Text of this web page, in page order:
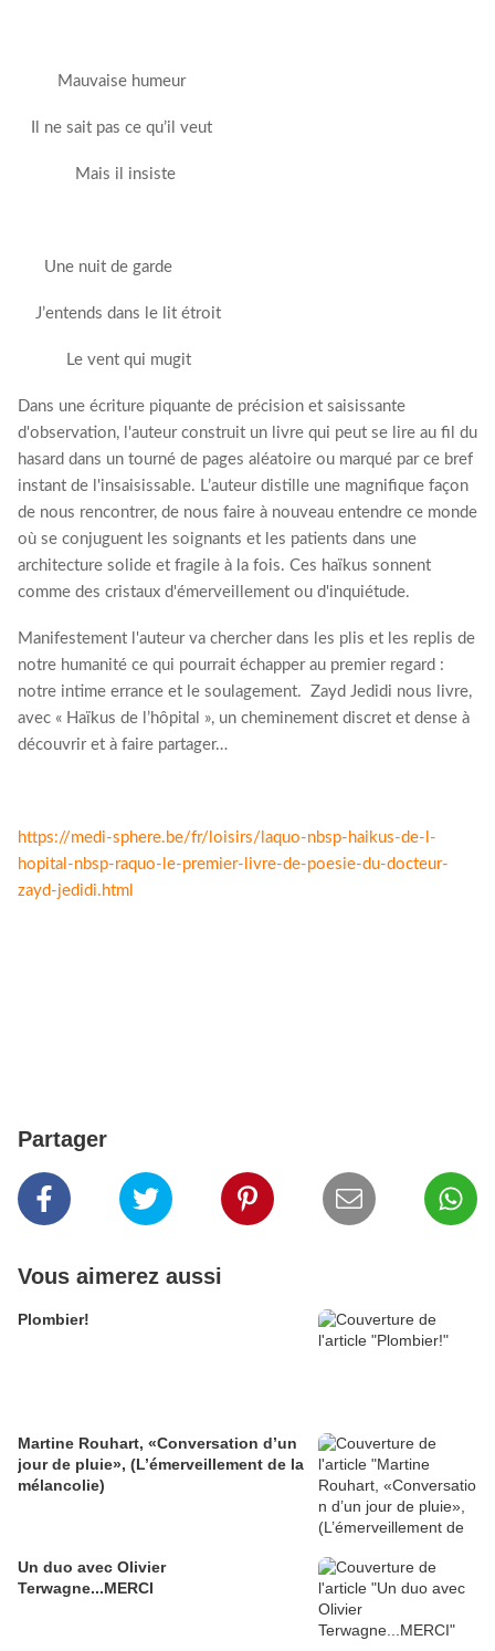
Mauvaise humeur
Il ne sait pas ce qu’il veut
Mais il insiste
Une nuit de garde
J’entends dans le lit étroit
Le vent qui mugit
Dans une écriture piquante de précision et saisissante
d'observation, l'auteur construit un livre qui peut se lire au fil du
hasard dans un tourné de pages aléatoire ou marqué par ce bref
instant de l'insaisissable. L’auteur distille une magnifique façon
de nous rencontrer, de nous faire à nouveau entendre ce monde
où se conjuguent les soignants et les patients dans une
architecture solide et fragile à la fois. Ces haïkus sonnent
comme des cristaux d'émerveillement ou d'inquiétude.
Manifestement l'auteur va chercher dans les plis et les replis de
notre humanité ce qui pourrait échapper au premier regard :
notre intime errance et le soulagement. Zayd Jedidi nous livre,
avec « Haïkus de l’hôpital », un cheminement discret et dense à
découvrir et à faire partager…
https://medi-sphere.be/fr/loisirs/laquo-nbsp-haikus-de-l-
hopital-nbsp-raquo-le-premier-livre-de-poesie-du-docteur-
zayd-jedidi.html
Partager
Vous aimerez aussi
Plombier!
Martine Rouhart, «Conversation d’un
jour de pluie», (L’émerveillement de la
mélancolie)
Un duo avec Olivier
Terwagne...MERCI